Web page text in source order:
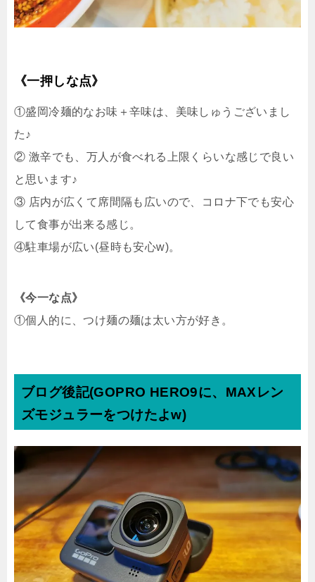
《一押しな点》
①盛岡冷麺的なお味＋辛味は、美味しゅうございまし
た♪
② 激辛でも、万人が食べれる上限くらいな感じで良い
と思います♪
③ 店内が広くて席間隔も広いので、コロナ下でも安心
して食事が出来る感じ。
④駐車場が広い(昼時も安心w)。
《今一な点》
①個人的に、つけ麺の麺は太い方が好き。
ブログ後記(GOPRO HERO9に、MAXレン
ズモジュラーをつけたよw)